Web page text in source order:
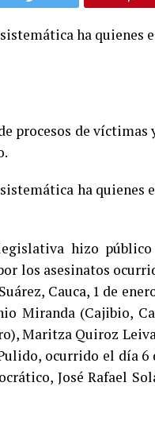
ha
procesos de
ha
hizo
los asesinatos
Cauca, 1 de
Miranda (Cajibio,
Maritza Quiroz
ocurrido el día
José Rafael